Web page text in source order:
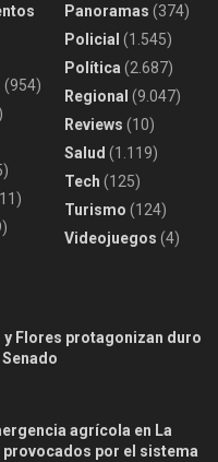
(954)
Panoramas (374)
Policial (1.545)
Política (2.687)
Regional (9.047)
Reviews (10)
Salud (1.119)
Tech (125)
Turismo (124)
Videojuegos (4)
Flores protagonizan duro
agrícola en La
por el sistema